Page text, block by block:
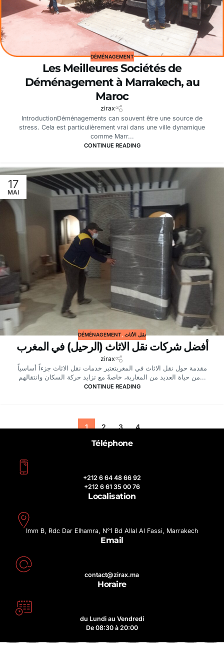
DÉMÉNAGEMENT
Les Meilleures Sociétés de
Déménagement à Marrakech, au
Maroc
zirax
IntroductionDéménagements can souvent être une source de
stress. Cela est particulièrement vrai dans une ville dynamique
comme Marr...
CONTINUE READING
17
MAI
DÉMÉNAGEMENT, نقل الأثاث
أفضل شركات نقل الاثاث (الرحيل) في المغرب
zirax
مقدمة حول نقل الاثاث في المغربتعتبر خدمات نقل الاثاث جزءاً أساسياً
من حياة العديد من المغاربة، خاصةً مع تزايد حركة السكان وانتقالهم...
CONTINUE READING
1 2 3 4
Téléphone
+212 6 64 48 66 92
+212 6 61 35 00 76
Localisation
Imm B, Rdc Dar Elhamra, N°1 Bd Allal Al Fassi, Marrakech
Email
contact@zirax.ma
Horaire
du Lundi au Vendredi
De 08:30 à 20:00